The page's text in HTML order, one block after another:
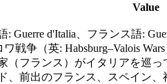
Value
Guerre d'Italia、フランス語:
戦争（英: Habsburg–Valois
（フランス）がイタリアを巡
前出のフランス、スペイン